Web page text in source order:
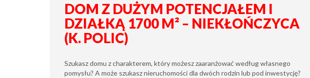
DOM Z DUŻYM POTENCJAŁEM I
DZIAŁKĄ 1700 M² – NIEKŁOŃCZYCA
(K. POLIC)
Szukasz domu z charakterem, który możesz zaaranżować według własnego
pomysłu? A może szukasz nieruchomości dla dwóch rodzin lub pod inwestycję?